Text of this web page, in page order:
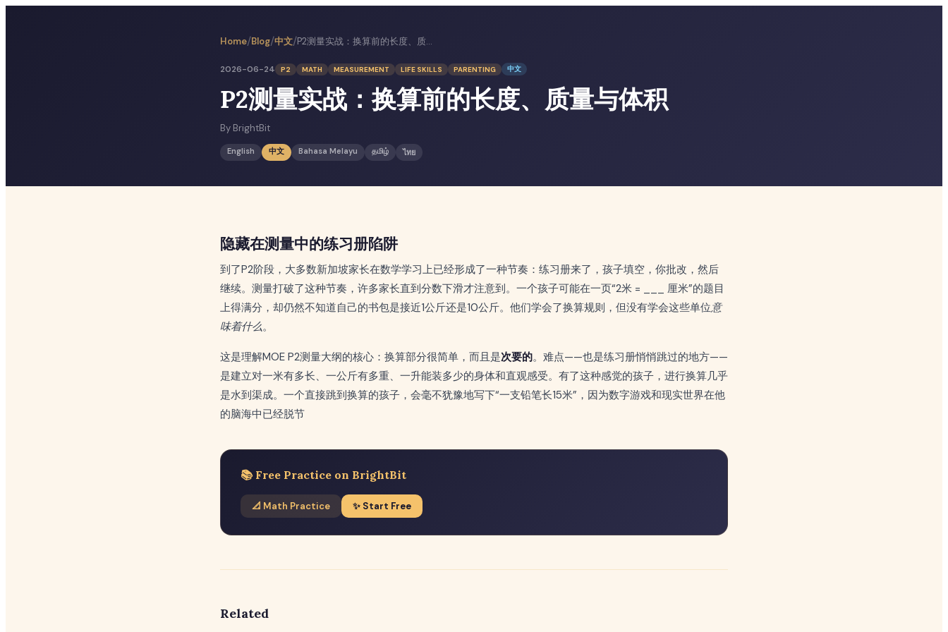
Home/Blog/中文/ P2测量实战：换算前的长度、质量与体积
2026-06-24 P2 MATH MEASUREMENT LIFE SKILLS PARENTING 中文
P2测量实战：换算前的长度、质量与体积
By BrightBit
English 中文 Bahasa Melayu தமிழ் ไทย
隐藏在测量中的练习册陷阱
到了P2阶段，大多数新加坡家长在数学学习上已经形成了一种节奏：练习册来了，孩子填空，你批改，然后
继续。测量打破了这种节奏，许多家长直到分数下滑才注意到。一个孩子可能在一页“2米 = ___ 厘米”的题目
上得满分，却仍然不知道自己的书包是接近1公斤还是10公斤。他们学会了换算规则，但没有学会这些单位意
味着什么。
这是理解MOE P2测量大纲的核心：换算部分很简单，而且是次要的。难点——也是练习册悄悄跳过的地方——
是建立对一米有多长、一公斤有多重、一升能装多少的身体和直观感受。有了这种感觉的孩子，进行换算几乎
是水到渠成。一个直接跳到换算的孩子，会毫不犹豫地写下“一支铅笔长15米”，因为数字游戏和现实世界在他
的脑海中已经脱节
📚 Free Practice on BrightBit
📐 Math Practice ✨ Start Free
Related